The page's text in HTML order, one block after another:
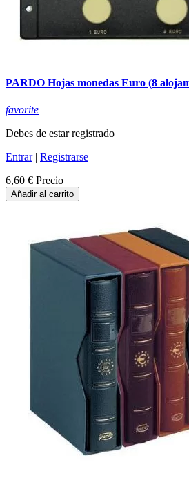
PARDO Hojas monedas Euro (8
favorite
Debes de estar registrado
Entrar| Registrarse
6,60 € Precio
Añadir al carrito